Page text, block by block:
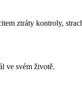
ztráty kontroly,
ve svém životě.